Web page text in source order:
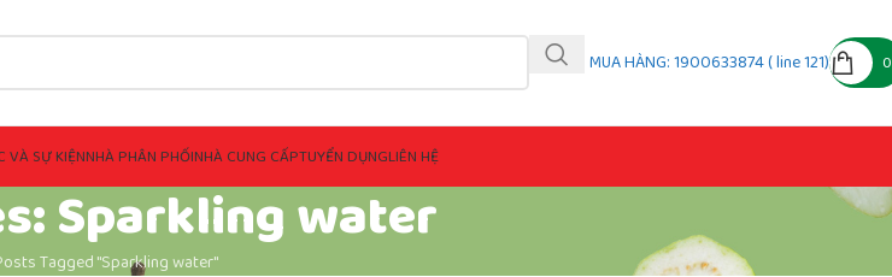
MUA HÀNG: 1900633874 ( line 121)
VÀ SỰ KIỆNNHÀ PHÂN PHỐINHÀ CUNG CẤPTUYỂN DỤNGLIÊN HỆ
Sparkling water
Tagged "Sparkling water"